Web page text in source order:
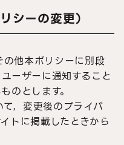
シーの変更）
他本ポリシーに別段
ーザーに通知すること
のとします。
，変更後のプライバ
トに掲載したときから